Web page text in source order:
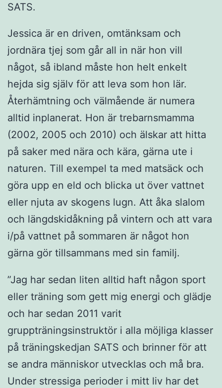
SATS.
Jessica är en driven, omtänksam och
jordnära tjej som går all in när hon vill
något, så ibland måste hon helt enkelt
hejda sig själv för att leva som hon lär.
Återhämtning och välmående är numera
alltid inplanerat. Hon är trebarnsmamma
(2002, 2005 och 2010) och älskar att hitta
på saker med nära och kära, gärna ute i
naturen. Till exempel ta med matsäck och
göra upp en eld och blicka ut över vattnet
eller njuta av skogens lugn. Att åka slalom
och längdskidåkning på vintern och att vara
i/på vattnet på sommaren är något hon
gärna gör tillsammans med sin familj.
”Jag har sedan liten alltid haft någon sport
eller träning som gett mig energi och glädje
och har sedan 2011 varit
gruppträningsinstruktör i alla möjliga klasser
på träningskedjan SATS och brinner för att
se andra människor utvecklas och må bra.
Under stressiga perioder i mitt liv har det